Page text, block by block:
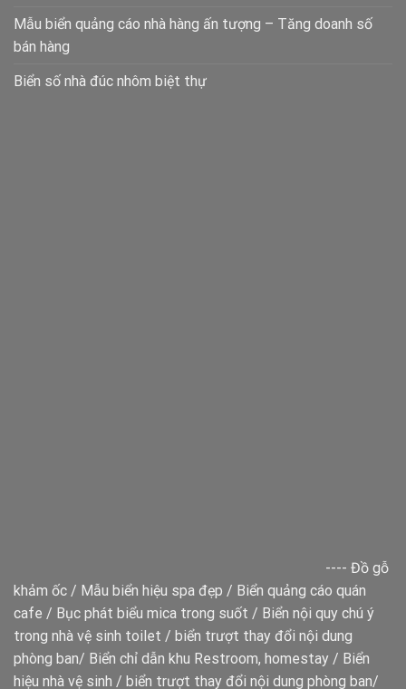
Mẫu biển quảng cáo nhà hàng ấn tượng – Tăng doanh số
bán hàng
Biển số nhà đúc nhôm biệt thự
---- Đồ gỗ
khảm ốc / Mẫu biển hiệu spa đẹp / Biển quảng cáo quán
cafe / Bục phát biểu mica trong suốt / Biển nội quy chú ý
trong nhà vệ sinh toilet / biển trượt thay đổi nội dung
phòng ban/ Biển chỉ dẫn khu Restroom, homestay / Biển
hiệu nhà vệ sinh / biển trượt thay đổi nội dung phòng ban/